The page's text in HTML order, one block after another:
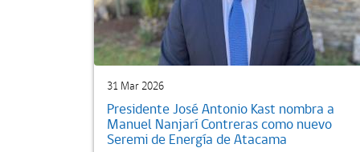
31 Mar 2026
Presidente José Antonio Kast nombra a
Manuel Nanjarí Contreras como nuevo
Seremi de Energía de Atacama